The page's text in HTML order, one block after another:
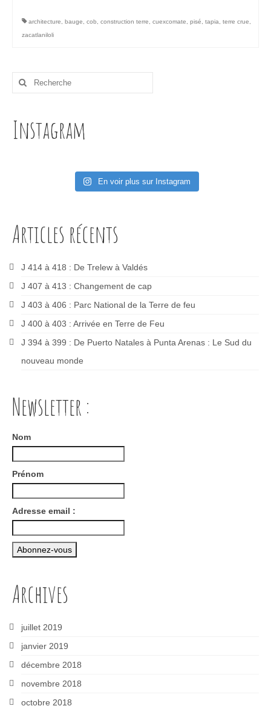
architecture bauge cob construction terre cuexcomate pisé tapia terre crue
zacatlaniloli
Rechercher
Instagram
En voir plus sur Instagram
Articles récents
J 414 à 418 : De Trelew à Valdés
J 407 à 413 : Changement de cap
J 403 à 406 : Parc National de la Terre de feu
J 400 à 403 : Arrivée en Terre de Feu
J 394 à 399 : De Puerto Natales à Punta Arenas : Le Sud du
nouveau monde
Newsletter :
Nom
Prénom
Adresse email :
Archives
juillet 2019
janvier 2019
décembre 2018
novembre 2018
octobre 2018